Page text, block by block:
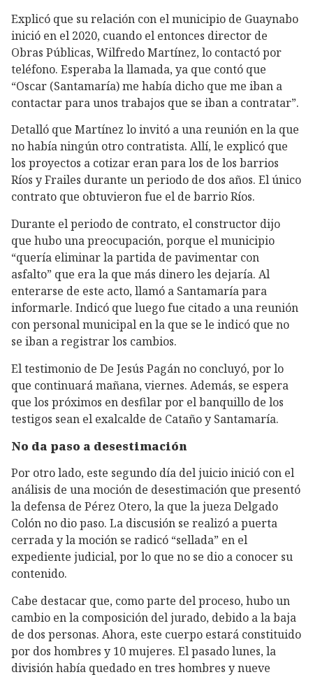
Explicó que su relación con el municipio de Guaynabo
inició en el 2020, cuando el entonces director de
Obras Públicas, Wilfredo Martínez, lo contactó por
teléfono. Esperaba la llamada, ya que contó que
“Oscar (Santamaría) me había dicho que me iban a
contactar para unos trabajos que se iban a contratar”.
Detalló que Martínez lo invitó a una reunión en la que
no había ningún otro contratista. Allí, le explicó que
los proyectos a cotizar eran para los de los barrios
Ríos y Frailes durante un periodo de dos años. El único
contrato que obtuvieron fue el de barrio Ríos.
Durante el periodo de contrato, el constructor dijo
que hubo una preocupación, porque el municipio
“quería eliminar la partida de pavimentar con
asfalto” que era la que más dinero les dejaría. Al
enterarse de este acto, llamó a Santamaría para
informarle. Indicó que luego fue citado a una reunión
con personal municipal en la que se le indicó que no
se iban a registrar los cambios.
El testimonio de De Jesús Pagán no concluyó, por lo
que continuará mañana, viernes. Además, se espera
que los próximos en desfilar por el banquillo de los
testigos sean el exalcalde de Cataño y Santamaría.
No da paso a desestimación
Por otro lado, este segundo día del juicio inició con el
análisis de una moción de desestimación que presentó
la defensa de Pérez Otero, la que la jueza Delgado
Colón no dio paso. La discusión se realizó a puerta
cerrada y la moción se radicó “sellada” en el
expediente judicial, por lo que no se dio a conocer su
contenido.
Cabe destacar que, como parte del proceso, hubo un
cambio en la composición del jurado, debido a la baja
de dos personas. Ahora, este cuerpo estará constituido
por dos hombres y 10 mujeres. El pasado lunes, la
división había quedado en tres hombres y nueve